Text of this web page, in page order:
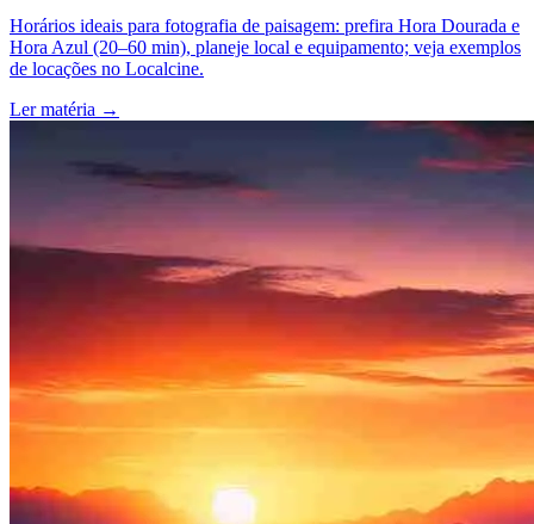
Horários ideais para fotografia de paisagem: prefira Hora Dourada e
Hora Azul (20–60 min), planeje local e equipamento; veja exemplos
de locações no Localcine.
Ler matéria →